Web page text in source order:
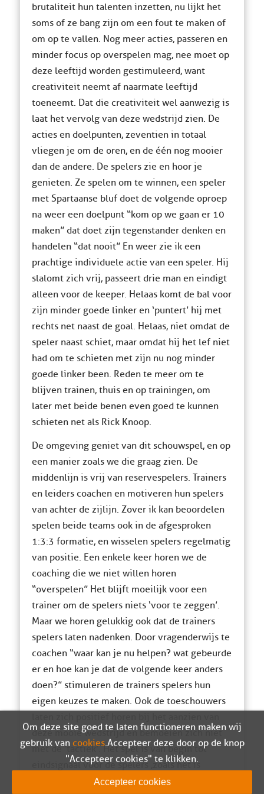
brutaliteit hun talenten inzetten, nu lijkt het
soms of ze bang zijn om een fout te maken of
om op te vallen. Nog meer acties, passeren en
minder focus op overspelen mag, nee moet op
deze leeftijd worden gestimuleerd, want
creativiteit neemt af naarmate leeftijd
toeneemt. Dat die creativiteit wel aanwezig is
laat het vervolg van deze wedstrijd zien. De
acties en doelpunten, zeventien in totaal
vliegen je om de oren, en de één nog mooier
dan de andere. De spelers zie en hoor je
genieten. Ze spelen om te winnen, een speler
met Spartaanse bluf doet de volgende oproep
na weer een doelpunt “kom op we gaan er 10
maken” dat doet zijn tegenstander denken en
handelen “dat nooit” En weer zie ik een
prachtige individuele actie van een speler. Hij
slalomt zich vrij, passeert drie man en eindigt
alleen voor de keeper. Helaas komt de bal voor
zijn minder goede linker en ‘puntert’ hij met
rechts net naast de goal. Helaas, niet omdat de
speler naast schiet, maar omdat hij het lef niet
had om te schieten met zijn nu nog minder
goede linker been. Reden te meer om te
blijven trainen, thuis en op trainingen, om
later met beide benen even goed te kunnen
schieten net als Rick Knoop.
De omgeving geniet van dit schouwspel, en op
een manier zoals we die graag zien. De
middenlijn is vrij van reservespelers. Trainers
en leiders coachen en motiveren hun spelers
van achter de zijlijn. Zover ik kan beoordelen
spelen beide teams ook in de afgesproken
1:3:3 formatie, en wisselen spelers regelmatig
van positie. Een enkele keer horen we de
coaching die we niet willen horen
“overspelen” Het blijft moeilijk voor een
trainer om de spelers niets ‘voor te zeggen’.
Maar we horen gelukkig ook dat de trainers
spelers laten nadenken. Door vragenderwijs te
coachen “waar kan je nu helpen? wat gebeurde
er en hoe kan je dat de volgende keer anders
doen?” stimuleren de trainers spelers hun
eigen keuzes te maken. Ook de toeschouwers
deze mooie wedstrijd en bemoeien zich niet
met de ‘tactiek’. Het spel is van begin tot
eindsignaal voor de spelers ,zoals het is
bedoeld. Een klein plukje betrokken ouders is
Om deze site goed te laten functioneren maken wij
gebruik van cookies. Accepteer deze door op de knop
"Accepteer cookies" te klikken.
Accepteer cookies